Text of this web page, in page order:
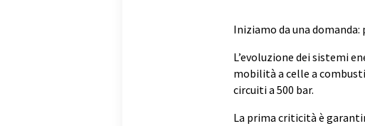
Iniziamo da una domanda:
L’evoluzione dei sistemi
mobilità a celle a
circuiti a 500 bar.
La prima criticità è